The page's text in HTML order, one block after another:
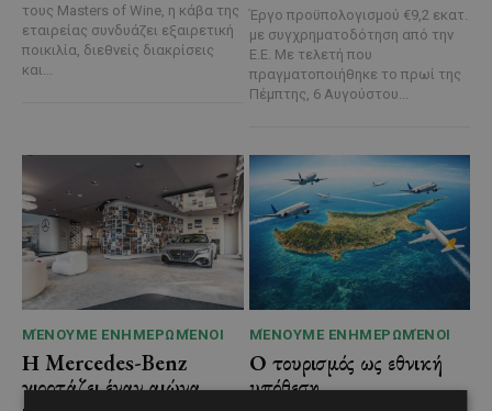
τους Masters of Wine, η κάβα της
εταιρείας συνδυάζει εξαιρετική
ποικιλία, διεθνείς διακρίσεις
και...
Έργο προϋπολογισμού €9,2 εκατ.
με συγχρηματοδότηση από την
Ε.Ε. Με τελετή που
πραγματοποιήθηκε το πρωί της
Πέμπτης, 6 Αυγούστου...
ΜΈΝΟΥΜΕ ΕΝΗΜΕΡΩΜΈΝΟΙ
Η Mercedes-Benz
γιορτάζει έναν αιώνα
ΜΈΝΟΥΜΕ ΕΝΗΜΕΡΩΜΈΝΟΙ
Ο τουρισμός ως εθνική
υπόθεση